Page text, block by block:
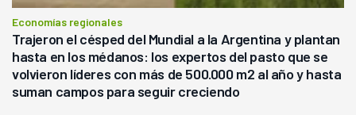
Economías regionales
Trajeron el césped del Mundial a la Argentina y plantan
hasta en los médanos: los expertos del pasto que se
volvieron líderes con más de 500.000 m2 al año y hasta
suman campos para seguir creciendo